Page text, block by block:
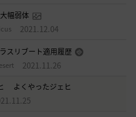
幅弱体
2021.12.04
スリブート適用履歴
2021.11.26
よくやったジェヒ